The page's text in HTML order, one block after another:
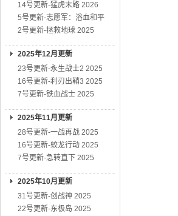
14号更新-猛虎末路 2026
5号更新-志愿军：浴血和平
2号更新-拯救地球 2025
2025年12月更新
23号更新-永生战士2 2025
16号更新-利刃出鞘3 2025
7号更新-铁血战士 2025
2025年11月更新
28号更新-一战再战 2025
16号更新-蛟龙行动 2025
7号更新-急转直下 2025
2025年10月更新
31号更新-创战神 2025
22号更新-东极岛 2025